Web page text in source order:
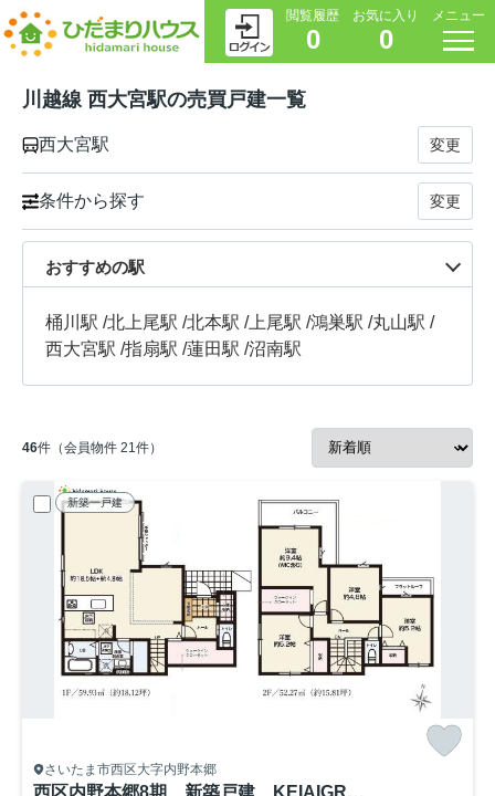
閲覧履歴
0
お気に入り
0
メニュー
川越線 西大宮駅の売買戸建一覧
西大宮駅 変更
条件から探す 変更
おすすめの駅
桶川駅 /北上尾駅 /北本駅 /上尾駅 /鴻巣駅 /丸山駅 /
西大宮駅 /指扇駅 /蓮田駅 /沼南駅
46件（会員物件 21件）
新築一戸建
さいたま市西区大字内野本郷